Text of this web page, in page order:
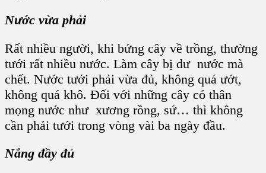
Nước vừa phải
Rất nhiều người, khi bứng cây về trồng, thường
tưới rất nhiều nước. Làm cây bị dư nước mà
chết. Nước tưới phải vừa đủ, không quá ướt,
không quá khô. Đối với những cây có thân
mọng nước như xương rồng, sứ… thì không
cần phải tưới trong vòng vài ba ngày đầu.
Nắng đầy đủ